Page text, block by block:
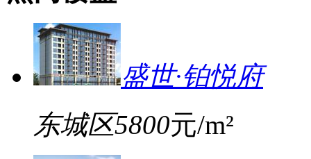
盛世·铂悦府
东城区5800元/m²